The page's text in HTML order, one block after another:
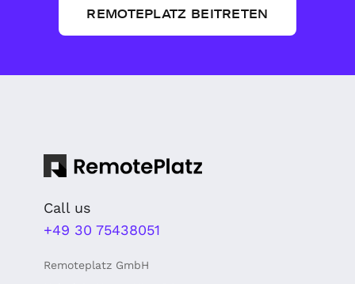
REMOTEPLATZ BEITRETEN
Call us
+49 30 75438051
Remoteplatz GmbH